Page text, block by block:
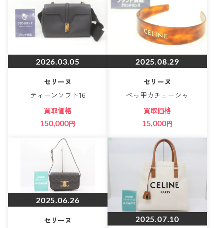
2026.03.05
セリーヌ
ティーンソフト16
買取価格
150,000円
2025.08.29
セリーヌ
べっ甲カチューシャ
買取価格
15,000円
2025.06.26
セリーヌ
2025.07.10